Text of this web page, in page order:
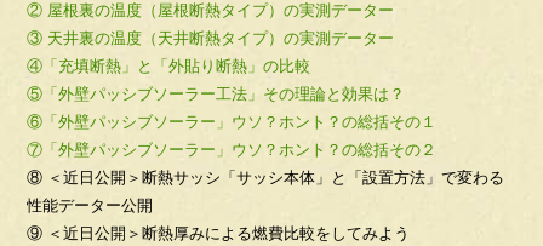
② 屋根裏の温度（屋根断熱タイプ）の実測データー
③ 天井裏の温度（天井断熱タイプ）の実測データー
④「充填断熱」と「外貼り断熱」の比較
⑤「外壁パッシブソーラー工法」その理論と効果は？
⑥「外壁パッシブソーラー」ウソ？ホント？の総括その１
⑦「外壁パッシブソーラー」ウソ？ホント？の総括その２
⑧ ＜近日公開＞断熱サッシ「サッシ本体」と「設置方法」で変わる
性能データー公開
⑨ ＜近日公開＞断熱厚みによる燃費比較をしてみよう